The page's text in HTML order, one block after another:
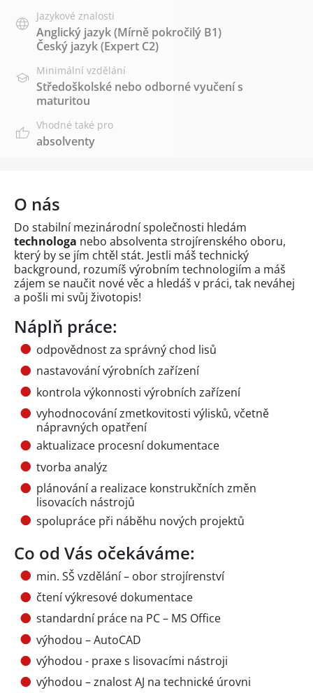
Jazykové znalosti
Anglický jazyk(Mírně pokročilý B1)
Český jazyk(Expert C2)
Minimální vzdělání
Středoškolské nebo odborné vyučení s
maturitou
Vhodné také pro
absolventy
O nás
Do stabilní mezinárodní společnosti hledám
technologa nebo absolventa strojírenského oboru,
který by se jím chtěl stát. Jestli máš technický
background, rozumíš výrobním technologiím a máš
zájem se naučit nové věc a hledáš v práci, tak neváhej
a pošli mi svůj životopis!
Náplň práce:
odpovědnost za správný chod lisů
nastavování výrobních zařízení
kontrola výkonnosti výrobních zařízení
vyhodnocování zmetkovitosti výlisků, včetně
nápravných opatření
aktualizace procesní dokumentace
tvorba analýz
plánování a realizace konstrukčních změn
lisovacích nástrojů
spolupráce při náběhu nových projektů
Co od Vás očekáváme:
min. SŠ vzdělání – obor strojírenství
čtení výkresové dokumentace
standardní práce na PC – MS Office
výhodou – AutoCAD
výhodou - praxe s lisovacími nástroji
výhodou – znalost AJ na technické úrovni